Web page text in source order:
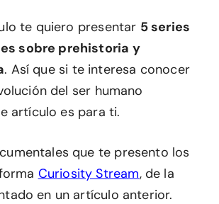
te quiero presentar 5 series
sobre prehistoria y
. Así que si te interesa conocer
del ser humano
artículo es para ti.
que te presento los
Curiosity Stream, de la
en un artículo anterior.